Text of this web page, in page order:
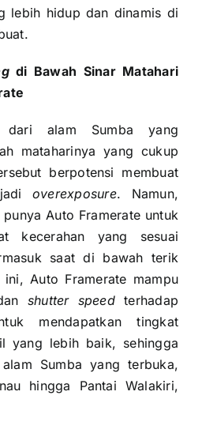
lebih hidup dan dinamis di
di Bawah Sinar Matahari
dari alam Sumba yang
mataharinya yang cukup
berpotensi membuat
overexposure. Namun,
Auto Framerate untuk
kecerahan yang sesuai
saat di bawah terik
Auto Framerate mampu
shutter speedterhadap
mendapatkan tingkat
yang lebih baik, sehingga
Sumba yang terbuka,
hingga Pantai Walakiri,